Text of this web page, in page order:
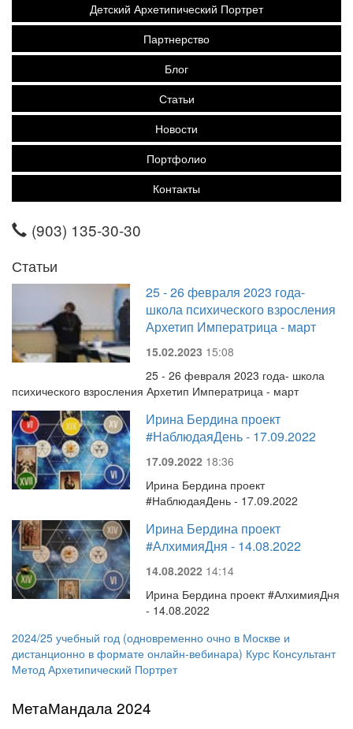
Детский Архетипический Портрет
Партнерство
Блог
Статьи
Новости
Портфолио
Контакты
(903) 135-30-30
Статьи
25 - 26 февраля 2023 года-
школа психического взросления
Архетип Императрица - март
15.02.2023 15:08
25 - 26 февраля 2023 года- школа
психического взросления Архетип Императрица - март
Ирина Бердина проект
#НаблюдаяДень - 17.09.2022
17.09.2022 18:36
Ирина Бердина проект
#НаблюдаяДень - 17.09.2022
Ирина Бердина проект
#АлхимияДня - 14.08.2022
14.08.2022 14:14
Ирина Бердина проект #АлхимияДня
- 14.08.2022
2024/25 учебный год (одновременно очно в Москве и
дистанционно в формате онлайн-вебинара) Курс Консультант
Метод Архетипический Портрет
МетаМандала 2024